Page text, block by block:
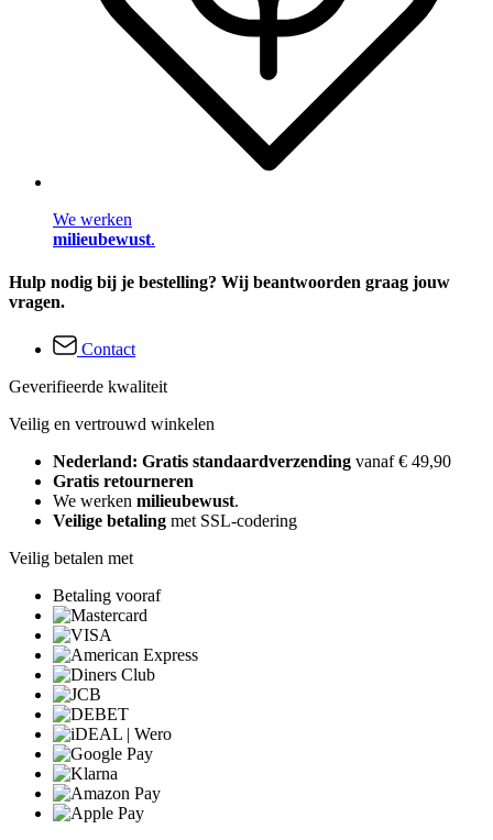
We werken
milieubewust.
Hulp nodig bij je bestelling? Wij beantwoorden graag jouw
vragen.
Contact
Geverifieerde kwaliteit
Veilig en vertrouwd winkelen
Nederland: Gratis standaardverzending vanaf € 49,90
Gratis retourneren
We werken milieubewust.
Veilige betaling met SSL-codering
Veilig betalen met
Betaling vooraf